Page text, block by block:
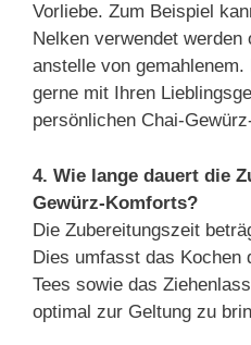
Vorliebe. Zum Beispiel
Nelken verwendet
anstelle von
gerne mit Ihren
persönlichen Chai-
4. Wie lange dauert die
Gewürz-Komforts?
Die Zubereitungszeit
Dies umfasst das Kochen
Tees sowie das
optimal zur Geltung zu